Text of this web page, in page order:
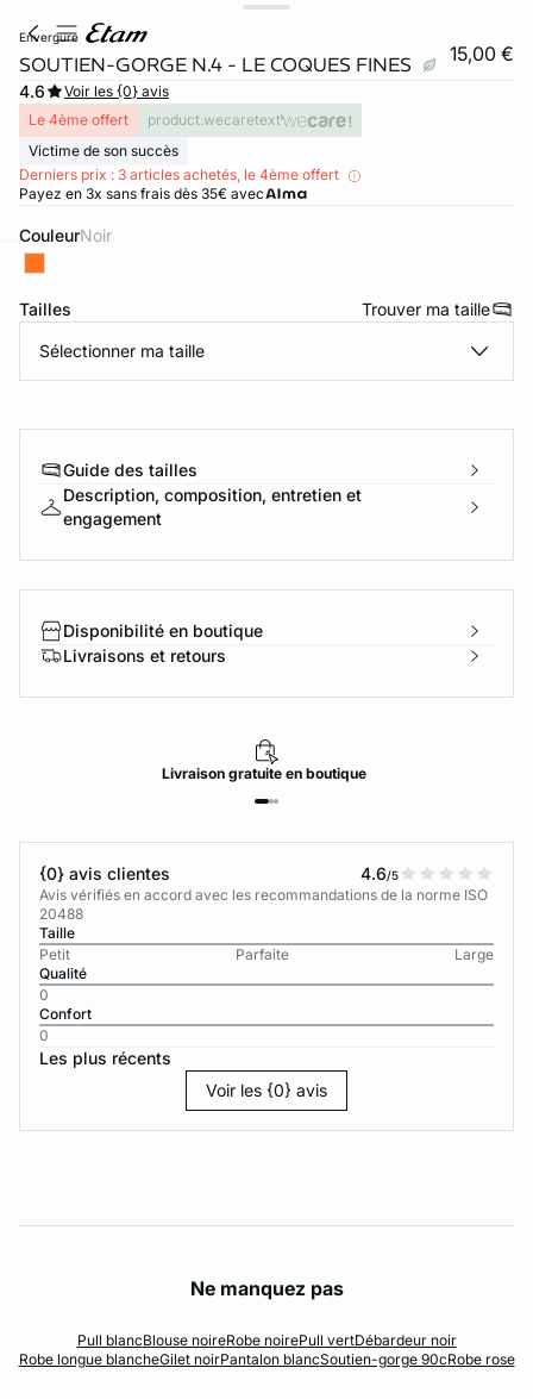
envergure
SOUTIEN-GORGE N.4 - LE COQUES FINES 15,00 €
4.6
Voir les {0} avis
Le 4ème offert
product.wecaretext
Victime de son succès
Derniers prix : 3 articles achetés, le 4ème offert
Payez en 3x sans frais dès 35€ avec
Couleur noir
Tailles Trouver ma taille
Sélectionner ma taille
Guide des tailles
Description, composition, entretien et
engagement
Disponibilité en boutique
Livraisons et retours
Livraisongratuiteen boutique
{0} avis clientes 4.6/5
Avis vérifiés en accord avec les recommandations de la norme ISO
20488
Taille
Petit
Parfaite
Large
Qualité
0
Confort
0
Les plus récents
Voir les {0} avis
Ne manquez pas
Pull blancBlouse noireRobe noirePull vertDébardeur noir
Robe longue blancheGilet noirPantalon blancSoutien-gorge 90cRobe rose